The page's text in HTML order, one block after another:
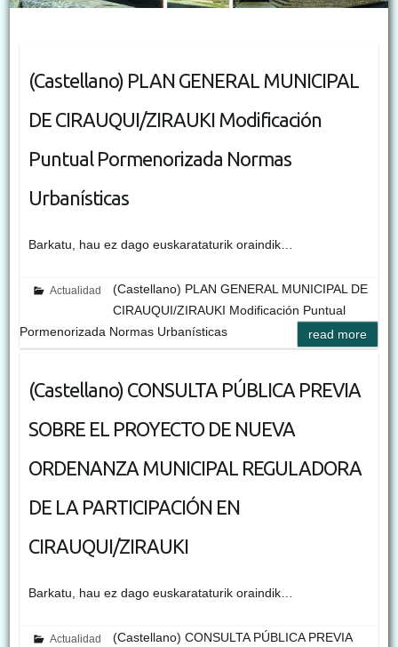
(Castellano) PLAN GENERAL MUNICIPAL
DE CIRAUQUI/ZIRAUKI Modificación
Puntual Pormenorizada Normas
Urbanísticas
Barkatu, hau ez dago euskarataturik oraindik…
Actualidad
(Castellano) PLAN GENERAL MUNICIPAL DE
CIRAUQUI/ZIRAUKI Modificación Puntual
Pormenorizada Normas Urbanísticas
read more
(Castellano) CONSULTA PÚBLICA PREVIA
SOBRE EL PROYECTO DE NUEVA
ORDENANZA MUNICIPAL REGULADORA
DE LA PARTICIPACIÓN EN
CIRAUQUI/ZIRAUKI
Barkatu, hau ez dago euskarataturik oraindik…
Actualidad
(Castellano) CONSULTA PÚBLICA PREVIA